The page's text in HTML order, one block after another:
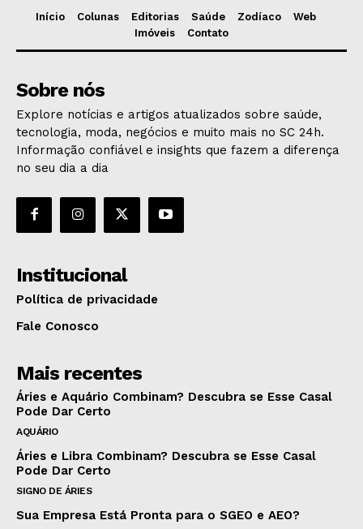
Início Colunas Editorias Saúde Zodíaco
Web
Imóveis
Contato
Sobre nós
Explore notícias e artigos atualizados sobre saúde,
tecnologia, moda, negócios e muito mais no SC 24h.
Informação confiável e insights que fazem a diferença
no seu dia a dia
Institucional
Política de privacidade
Fale Conosco
Mais recentes
Áries e Aquário Combinam? Descubra se Esse Casal
Pode Dar Certo
AQUÁRIO
Áries e Libra Combinam? Descubra se Esse Casal
Pode Dar Certo
SIGNO DE ÁRIES
Sua Empresa Está Pronta para o SGEO e AEO?